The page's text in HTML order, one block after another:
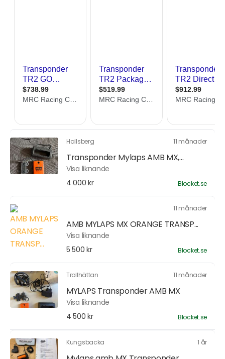
Hallsberg 11 månader
Transponder Mylaps AMB MX,...
Visa liknande
4 000 kr
Blocket.se
11 månader
AMB MYLAPS MX ORANGE TRANSP...
Visa liknande
5 500 kr
Blocket.se
Trollhättan 11 månader
MYLAPS Transponder AMB MX
Visa liknande
4 500 kr
Blocket.se
Kungsbacka 1 år